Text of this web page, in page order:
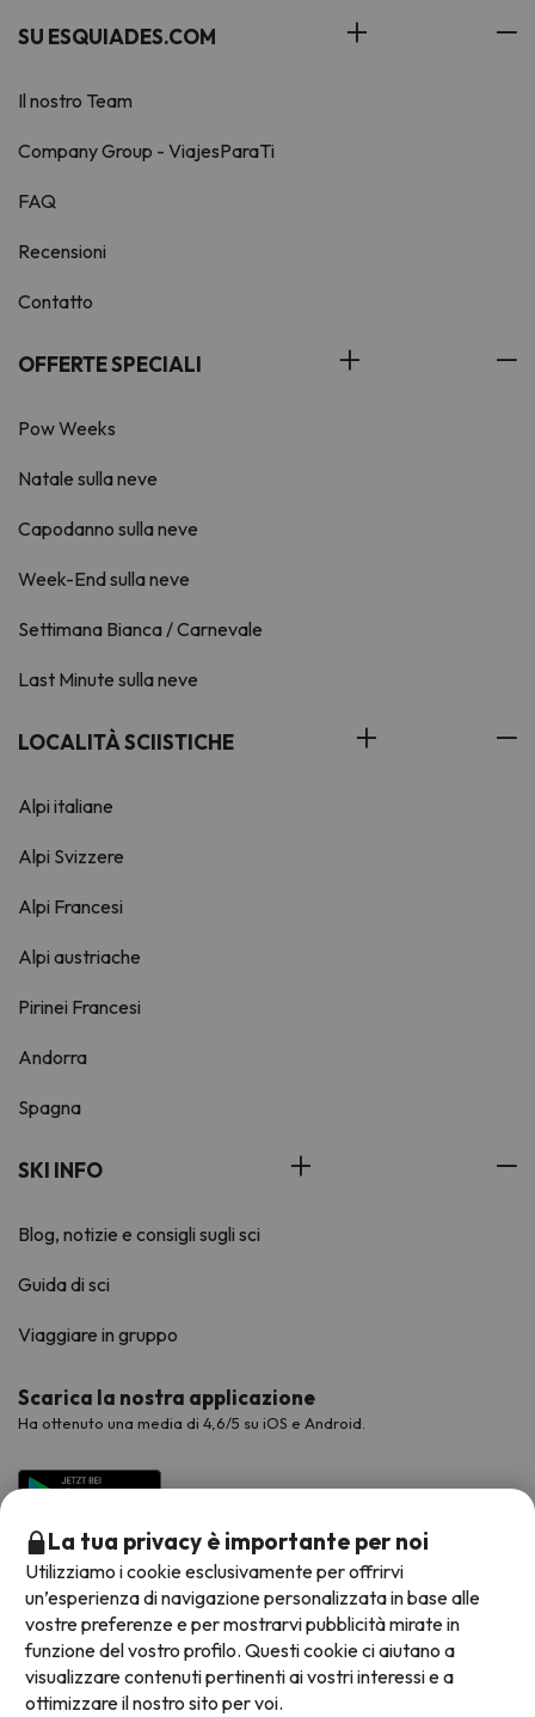
SU ESQUIADES.COM
Il nostro Team
Company Group - ViajesParaTi
FAQ
Recensioni
Contatto
OFFERTE SPECIALI
Pow Weeks
Natale sulla neve
Capodanno sulla neve
Week-End sulla neve
Settimana Bianca / Carnevale
Last Minute sulla neve
LOCALITÀ SCIISTICHE
Alpi italiane
Alpi Svizzere
Alpi Francesi
Alpi austriache
Pirinei Francesi
Andorra
Spagna
SKI INFO
Blog, notizie e consigli sugli sci
Guida di sci
Viaggiare in gruppo
Scarica la nostra applicazione
Ha ottenuto una media di 4,6/5 su iOS e Android.
Metodi di pagamento disponibili
La tua privacy è importante per noi
Utilizziamo i cookie esclusivamente per offrirvi
un’esperienza di navigazione personalizzata in base alle
vostre preferenze e per mostrarvi pubblicità mirate in
funzione del vostro profilo. Questi cookie ci aiutano a
visualizzare contenuti pertinenti ai vostri interessi e a
ottimizzare il nostro sito per voi.